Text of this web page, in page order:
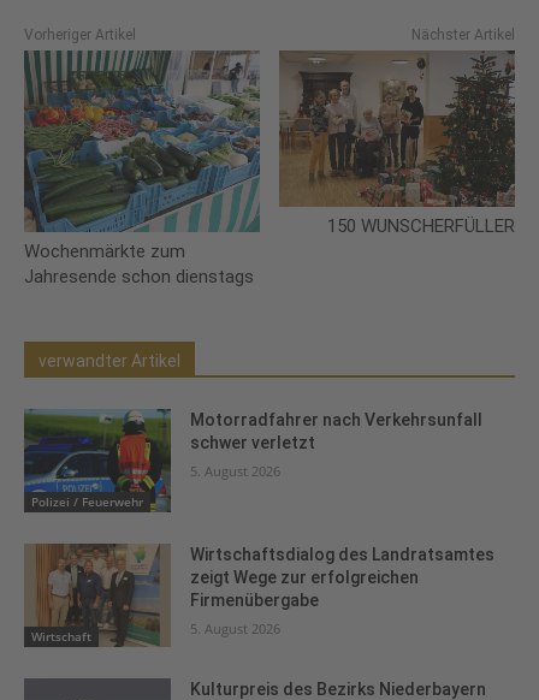
Vorheriger Artikel
Wochenmärkte zum
Jahresende schon dienstags
Nächster Artikel
150 WUNSCHERFÜLLER
verwandter Artikel
Polizei / Feuerwehr
Motorradfahrer nach Verkehrsunfall
schwer verletzt
5. August 2026
Wirtschaft
Wirtschaftsdialog des Landratsamtes
zeigt Wege zur erfolgreichen
Firmenübergabe
5. August 2026
Kulturpreis des Bezirks Niederbayern